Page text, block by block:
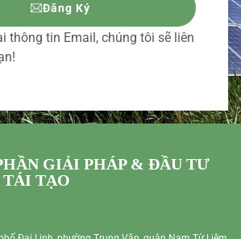
Đăng Ký
thông tin Email, chúng tôi sẽ liên
GIẢI PHÁP & ĐẦU TƯ
TÁI TẠO